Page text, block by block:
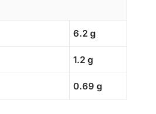
6.2 g
1.2 g
0.69 g